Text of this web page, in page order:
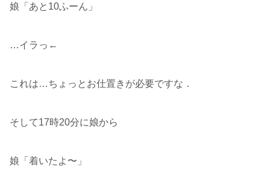
娘「あと10ふーん」
…イラっ←
これは…ちょっとお仕置きが必要ですな．
そして17時20分に娘から
娘「着いたよ〜」